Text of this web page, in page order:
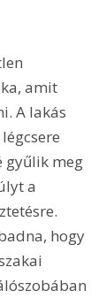
amit
A lakás
gyűlik meg
a
hogy